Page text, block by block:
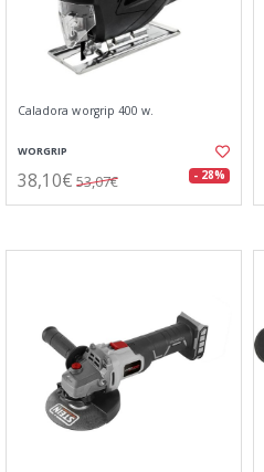
Caladora worgrip 400 w.
WORGRIP
38,10€ 53,07€ - 28%